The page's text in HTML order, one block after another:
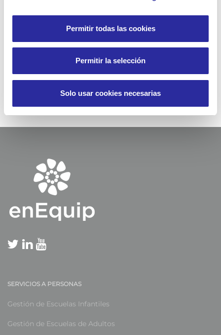
Permitir todas las cookies
Permitir la selección
Solo usar cookies necesarias
El nuestro es un compromiso firme con la salud y la
seguridad de nuestro equipo, así como también con la de
nuestros clientes y entorno. Somos conscientes que
personal, pero han demostrado una resiliencia, capacidad
de adaptación y trabajo increíbles que nos permite mirar el
futuro con tranquilidad y con la convicción de poder
superar cualquier dificultad.
SERVICIOS A PERSONAS
Gestión de Escuelas Infantiles
Gestión de Escuelas de Adultos